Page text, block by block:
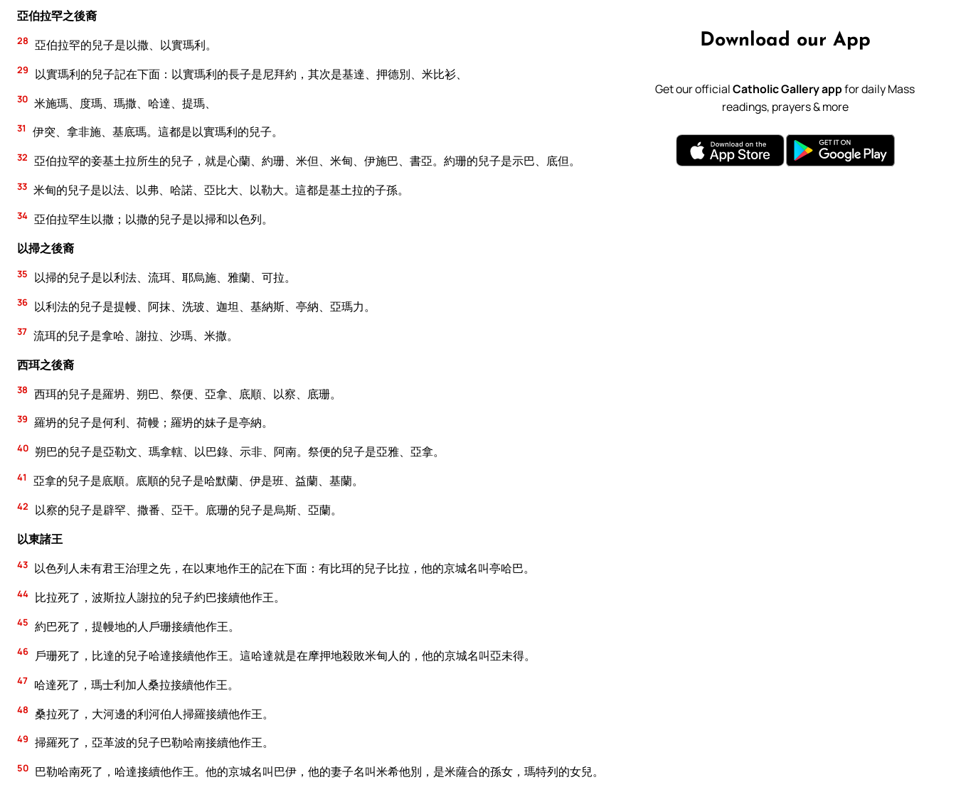
亞伯拉罕之後裔
28 亞伯拉罕的兒子是以撒、以實瑪利。
29 以實瑪利的兒子記在下面：以實瑪利的長子是尼拜約，其次是基達、押德別、米比衫、
30 米施瑪、度瑪、瑪撒、哈達、提瑪、
31 伊突、拿非施、基底瑪。這都是以實瑪利的兒子。
32 亞伯拉罕的妾基土拉所生的兒子，就是心蘭、約珊、米但、米甸、伊施巴、書亞。約珊的兒子是示巴、底但。
33 米甸的兒子是以法、以弗、哈諾、亞比大、以勒大。這都是基土拉的子孫。
34 亞伯拉罕生以撒；以撒的兒子是以掃和以色列。
以掃之後裔
35 以掃的兒子是以利法、流珥、耶烏施、雅蘭、可拉。
36 以利法的兒子是提幔、阿抹、洗玻、迦坦、基納斯、亭納、亞瑪力。
37 流珥的兒子是拿哈、謝拉、沙瑪、米撒。
西珥之後裔
38 西珥的兒子是羅坍、朔巴、祭便、亞拿、底順、以察、底珊。
39 羅坍的兒子是何利、荷幔；羅坍的妹子是亭納。
40 朔巴的兒子是亞勒文、瑪拿轄、以巴錄、示非、阿南。祭便的兒子是亞雅、亞拿。
41 亞拿的兒子是底順。底順的兒子是哈默蘭、伊是班、益蘭、基蘭。
42
以察的兒子是辟罕、撒番、亞干。底珊的兒子是烏斯、亞蘭。
以東諸王
43 以色列人未有君王治理之先，在以東地作王的記在下面：有比珥的兒子比拉，他的京城名叫亭哈巴。
44 比拉死了，波斯拉人謝拉的兒子約巴接續他作王。
45 約巴死了，提幔地的人戶珊接續他作王。
46 戶珊死了，比達的兒子哈達接續他作王。這哈達就是在摩押地殺敗米甸人的，他的京城名叫亞未得。
47 哈達死了，瑪士利加人桑拉接續他作王。
48 桑拉死了，大河邊的利河伯人掃羅接續他作王。
49 掃羅死了，亞革波的兒子巴勒哈南接續他作王。
50 巴勒哈南死了，哈達接續他作王。他的京城名叫巴伊，他的妻子名叫米希他別，是米薩合的孫女，瑪特列的女兒。
Download our App
Get our officialCatholic Gallery appfor daily Mass
readings, prayers & more